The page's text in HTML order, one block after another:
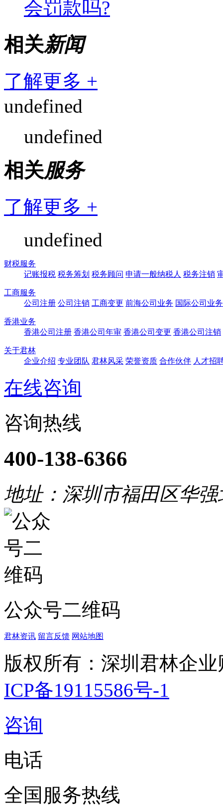
会罚款吗?
相关新闻
了解更多 +
undefined
undefined
相关服务
了解更多 +
undefined
财税服务
记账报税 税务筹划 税务顾问 申请一般纳税人 税务注销
工商服务
公司注册 公司注销 工商变更 前海公司业务 国际公司业务
香港业务
香港公司注册 香港公司年审 香港公司变更 香港公司注销
关于君林
企业介绍 专业团队 君林风采 荣誉资质 合作伙伴 人才招
在线咨询
咨询热线
400-138-6366
地址：深圳市福田区华
公众号二维码
君林资讯 留言反馈 网站地图
版权所有：深圳君林企
ICP备19115586号-1
咨询
电话
全国服务热线